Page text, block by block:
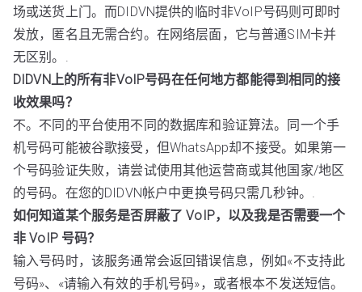
场或送货上门。而DIDVN提供的临时非VoIP号码则可即时
发放，匿名且无需合约。在网络层面，它与普通SIM卡并
无区别。.
DIDVN上的所有非VoIP号码在任何地方都能得到相同的接
收效果吗？
不。不同的平台使用不同的数据库和验证算法。同一个手
机号码可能被谷歌接受，但WhatsApp却不接受。如果第一
个号码验证失败，请尝试使用其他运营商或其他国家/地区
的号码。在您的DIDVN帐户中更换号码只需几秒钟。.
如何知道某个服务是否屏蔽了 VoIP，以及我是否需要一个
非 VoIP 号码？
输入号码时，该服务通常会返回错误信息，例如«不支持此
号码»、«请输入有效的手机号码»，或者根本不发送短信。